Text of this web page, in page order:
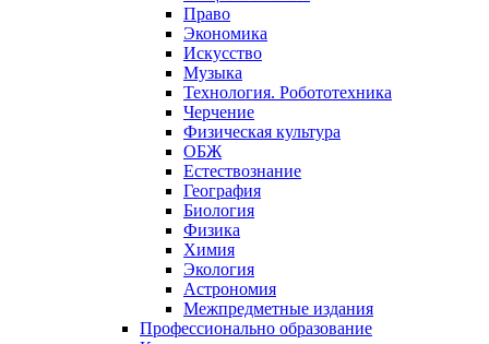
Право
Экономика
Искусство
Музыка
Технология. Робототехника
Черчение
Физическая культура
ОБЖ
Естествознание
География
Биология
Физика
Химия
Экология
Астрономия
Межпредметные издания
Профессионально образование